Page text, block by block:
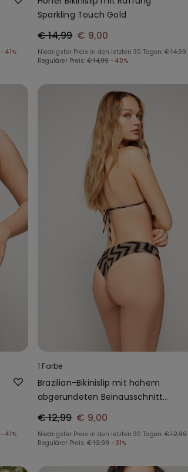
-41%
Sparkling Touch Gold
€ 14,99 € 9,00
Niedrigster Preis in den letzten 30 Tagen: € 14,99
Regulärer Preis: € 14,99 -40%
-41%
1 Farbe
Brazilian-Bikinislip mit hohem
abgerundeten Beinausschnitt
€ 12,99 € 9,00
Niedrigster Preis in den letzten 30 Tagen: € 12,99
Regulärer Preis: € 12,99 -31%